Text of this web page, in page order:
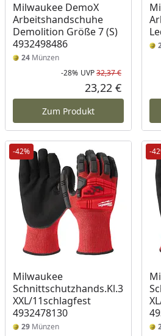
Milwaukee DemoX
Arbeitshandschuhe
Demolition Größe 7 (S)
4932498486
24 Münzen
Rabatt
-28% UVP32,37 €
Aktueller
23,22 €
Zum Produkt
-42%
Milwaukee
Schnittschutzhands.Kl.3
XXL/11schlagfest
4932478130
29 Münzen
-